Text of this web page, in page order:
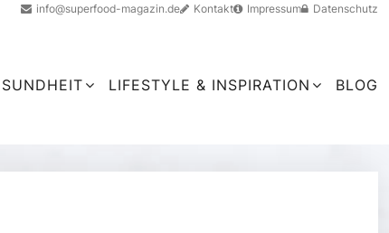
info@superfood-magazin.de Kontakt Impressum Datenschutz
LIFESTYLE & INSPIRATION
Neues aus der Superfood-Welt,
BLOG